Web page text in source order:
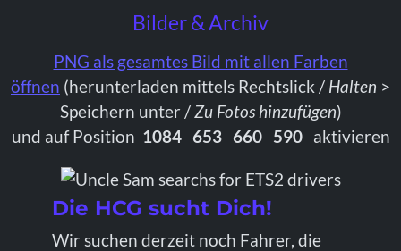
Bilder & Archiv
PNG als gesamtes Bild mit allen Farben
öffnen (herunterladen mittels Rechtslick / Halten >
Speichern unter /Zu Fotos hinzufügen)
und auf Position 1084 653 660 590aktivieren
Die HCG sucht Dich!
Wir suchen derzeit noch Fahrer, die